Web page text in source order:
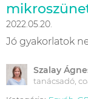
2022.05.20.
Jó gyakorlatok
Szalay
tanácsadó,